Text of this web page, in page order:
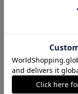
minne学習帖
ニュース
minneの本